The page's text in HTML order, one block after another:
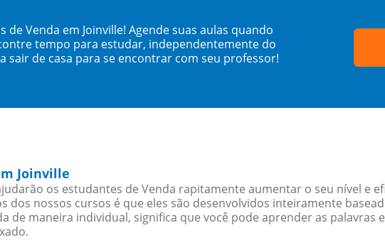
de Venda em Joinville! Agende suas aulas quando
tempo para estudar, independentemente do
sair de casa para se encontrar com seu professor!
Joinville
os estudantes de Venda rapitamente aumentar o seu nível e
dos nossos cursos é que eles são desenvolvidos inteiramente
de maneira individual, significa que você pode aprender as palavras